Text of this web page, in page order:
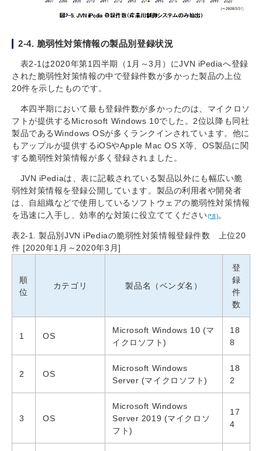
2-4. 脆弱性対策情報の製品別登録状況
表2-1は2020年第1四半期（1月～3月）にJVN iPediaへ登録
された脆弱性対策情報の中で登録件数が多かった製品の上位
20件を示したものです。
本四半期において最も登録件数が多かったのは、マイクロソ
フトが提供するMicrosoft Windows 10でした。2位以降も同社
製品であるWindows OSが多くランクインされています。他に
もアップルが提供するiOSやApple Mac OS X等、OS製品に関
する脆弱性対策情報が多く登録されました。
JVN iPediaは、表に記載されている製品以外にも幅広い脆
弱性対策情報を登録公開しています。製品の利用者や開発者
は、自組織などで使用しているソフトウェアの脆弱性対策情報
を迅速に入手し、効率的な対策に役立ててください(*8)。
表2-1. 製品別JVN iPediaの脆弱性対策情報登録件数 上位20
件 [2020年1月～2020年3月]
順
位
カテゴリ 製品名（ベンダ名）
登
録
件
数
1 OS
Microsoft Windows 10 (マ
イクロソフト)
18
8
2 OS
Microsoft Windows
Server (マイクロソフト)
18
2
3 OS
Microsoft Windows
Server 2019 (マイクロソ
フト)
17
4